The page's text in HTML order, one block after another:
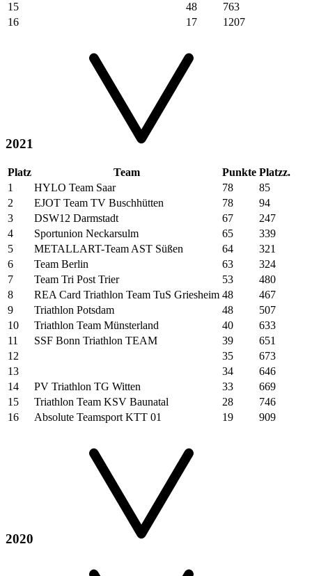
15
48
763
16
17 1207
2021
Platz Team Punkte Platzz.
1
HYLO Team Saar 78
85
2
EJOT Team TV Buschhütten 78
94
3
DSW12 Darmstadt 67
247
4
Sportunion Neckarsulm 65
339
5
METALLART-Team AST Süßen 64
321
6
Team Berlin 63
324
7
Team Tri Post Trier 53
480
8
REA Card Triathlon Team TuS Griesheim 48
467
9
Triathlon Potsdam 48
507
10
Triathlon Team Münsterland 40
633
11
SSF Bonn Triathlon TEAM 39
651
12
35
673
13
34
646
14
PV Triathlon TG Witten 33
669
15
Triathlon Team KSV Baunatal 28
746
16
Absolute Teamsport KTT 01 19 909
2020